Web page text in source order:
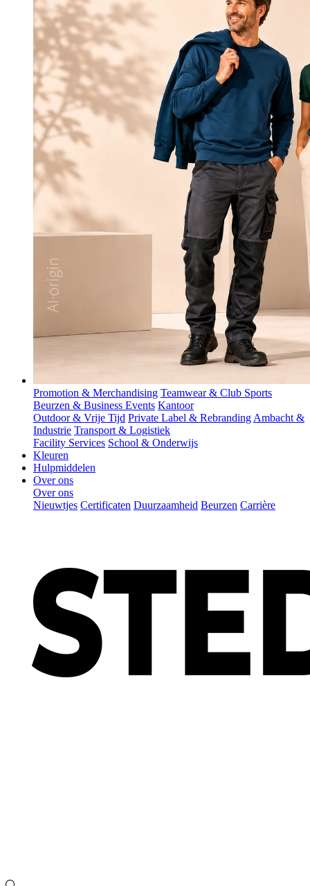
Promotion & Merchandising Teamwear & Club Sports
Beurzen & Business Events Kantoor
Outdoor & Vrije Tijd Private Label & Rebranding Ambacht &
Industrie Transport & Logistiek
Facility Services School & Onderwijs
Kleuren
Hulpmiddelen
Over ons
Over ons
Nieuwtjes Certificaten Duurzaamheid Beurzen Carrière